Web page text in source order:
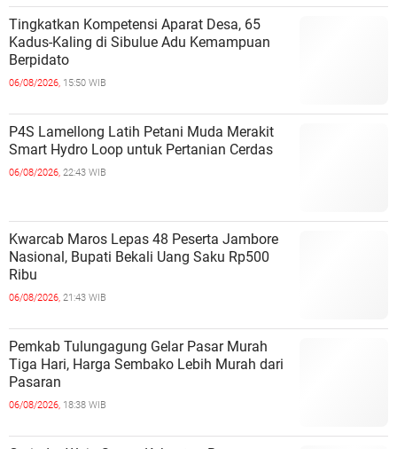
Tingkatkan Kompetensi Aparat Desa, 65
Kadus-Kaling di Sibulue Adu Kemampuan
Berpidato
06/08/2026, 15:50 WIB
P4S Lamellong Latih Petani Muda Merakit
Smart Hydro Loop untuk Pertanian Cerdas
06/08/2026, 22:43 WIB
Kwarcab Maros Lepas 48 Peserta Jambore
Nasional, Bupati Bekali Uang Saku Rp500
Ribu
06/08/2026, 21:43 WIB
Pemkab Tulungagung Gelar Pasar Murah
Tiga Hari, Harga Sembako Lebih Murah dari
Pasaran
06/08/2026, 18:38 WIB